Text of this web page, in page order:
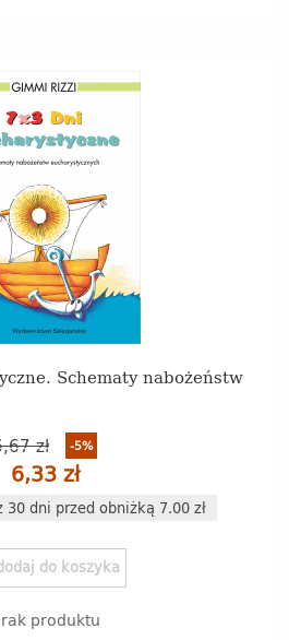
Schematy nabożeństw
zł -5%
6,33 zł
30 dni przed obniżką 7.00 zł
do koszyka
produktu